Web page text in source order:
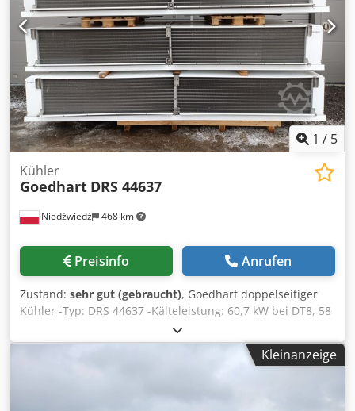
1 / 5
Niedźwiedź 468 km
Kühler
Goedhart DRS 44637
Preisinfo Anrufen
Zustand: sehr gut (gebraucht), Goedhart doppelseitiger
Kühler -Typ: DRS 44637 -Kälteleistung: 60,7 kW bei DT8, 58
kW bei DT7 -Lamelle: 7 mm -Anzahl der Lüfter: 4 x 630 mm
-Geräteabmessungen: 4500 x 1550 x 700 mm -Block aus
Edelstahl -Kältemittel: NH3 -Kapazität: 72 L -Gewicht: 650
Kleinanzeige